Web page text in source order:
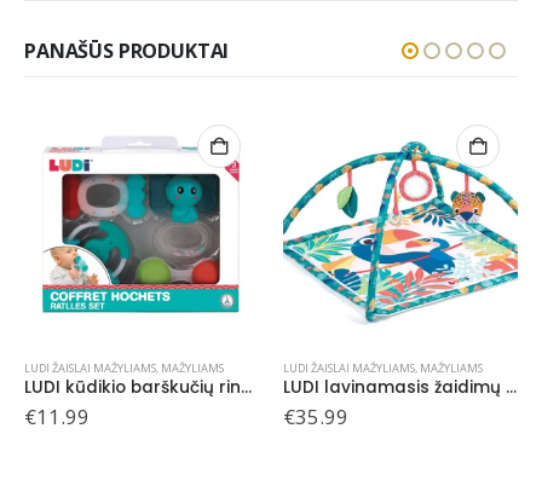
PANAŠŪS PRODUKTAI
LUDI ŽAISLAI MAŽYLIAMS, MAŽYLIAMS
LUDI kūdikio barškučių rinkinys
€11.99
LUDI ŽAISLAI MAŽYLIAMS, MAŽYLIAMS
LUDI lavinamasis žaidimų kilimėlis, Tukanas
€35.99